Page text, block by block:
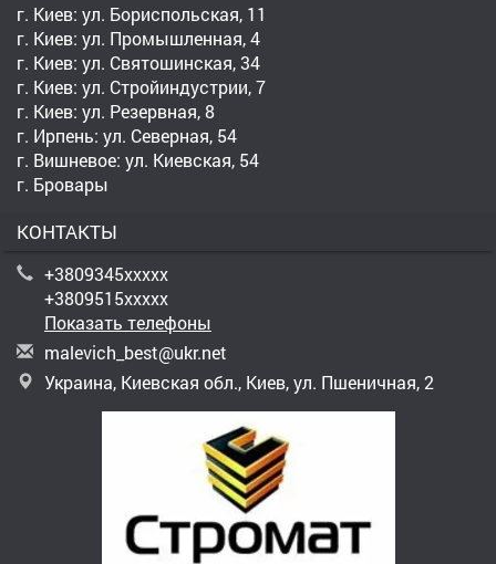
г. Киев: ул. Бориспольская, 11
г. Киев: ул. Промышленная, 4
г. Киев: ул. Святошинская, 34
г. Киев: ул. Стройиндустрии, 7
г. Киев: ул. Резервная, 8
г. Ирпень: ул. Северная, 54
г. Вишневое: ул. Киевская, 54
г. Бровары
КОНТАКТЫ
+3809345xxxxx
+3809515xxxxx
Показать телефоны
malevich_best@ukr.net
Украина, Киевская обл., Киев, ул. Пшеничная, 2